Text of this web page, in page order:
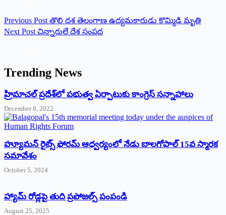
Previous Post తొలి దశ తెలంగాణ ఉద్యమకారుడు కొమ్మిడి మృతి
Next Post చిన్నారులే దేశ సంపద
Trending News
‌హ్రిమాచల్‌ ‌ప్రదేశ్‌లో పభుత్వ ఏర్పాటుకు కాంగ్రెస్‌ ‌సన్నాహాలు
December 8, 2022
హ్యూమన్‌ రైట్స్‌ ఫోరమ్‌ ఆధ్వర్యంలో నేడు బాలగోపాల్‌ 15వ స్మారక
సమావేశం
October 5, 2024
హ్యామ్‌ రోడ్లపై తుది ప్రపోజల్స్‌ పంపండి
August 25, 2025